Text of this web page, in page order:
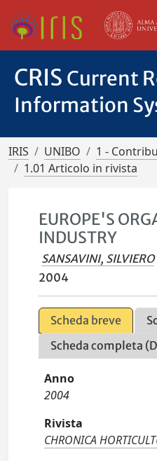
CRIS Current
Information
IRIS UNIBO
1 -
1.01 Articolo in rivista
EUROPE'S
INDUSTRY
SANSAVINI, SILVIERO
2004
Scheda breve
Scheda completa
Anno
2004
Rivista
CHRONICA